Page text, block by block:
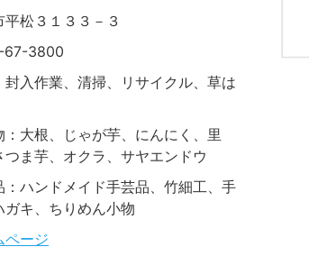
平松３１３３－３
67-3800
封入作業、清掃、リサイクル、草は
：大根、じゃが芋、にんにく、里
つま芋、オクラ、サヤエンドウ
：ハンドメイド手芸品、竹細工、手
ガキ、ちりめん小物
ページ